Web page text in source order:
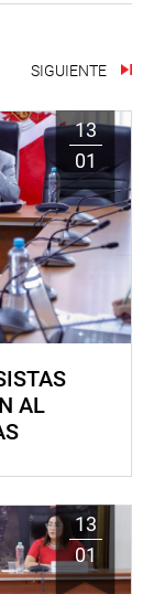
SIGUIENTE
13
01
AL
13
01